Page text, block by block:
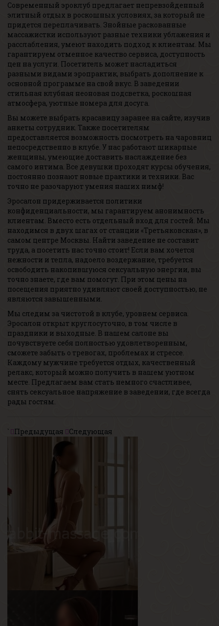
Современный эроклуб предлагает непревзойденный
элитный отдых в роскошных условиях, за который не
придется переплачивать. Знойные раскованные
массажистки используют разные техники ублажения и
расслабления, умеют находить подход к клиентам. Мы
гарантируем отменное качество сервиса, доступность
цен на услуги. Посетитель может насладиться
разными видами эропрактик, выбрать дополнение к
основной программе на свой вкус. В заведении
стильная клубная неоновая подсветка, роскошная
атмосфера, уютные номера для досуга.
Вы можете выбрать красавицу заранее на сайте, изучив
анкеты сотрудник. Также посетителям
предоставляется возможность посмотреть на чаровниц
непосредственно в клубе. У нас работают шикарные
женщины, умеющие доставить наслаждение без
самого интима. Все девушки проходят курсы обучения,
постоянно познают новые практики и техники. Вас
точно не разочаруют умения наших нимф!
Эросалон придерживается политики
конфиденциальности, мы гарантируем анонимность
клиентам. Вместо есть отдельный вход для гостей. Мы
находимся в двух шагах от станции «Третьяковская», в
самом центре Москвы. Найти заведение не составит
труда, а посетить нас точно стоит! Если вам хочется
нежности и тепла, надоело воздержание, требуется
освободить накопившуюся сексуальную энергии, вы
точно знаете, где вам помогут. При этом цены на
посещения приятно удивляют своей доступностью, не
являются завышенными.
Мы следим за чистотой в клубе, уровнем сервиса.
Эросалон открыт круглосуточно, в том числе в
праздники и выходные. В нашем салоне вы
почувствуете себя полностью удовлетворенным,
сможете забыть о тревогах, проблемах и стрессе.
Каждому мужчине требуется отдых, качественный
релакс, который можно получить в нашем уютном
месте. Предлагаем вам стать немного счастливее,
снять сексуальное напряжение в заведении, где всегда
рады гостям.
` Предыдущая Следующая